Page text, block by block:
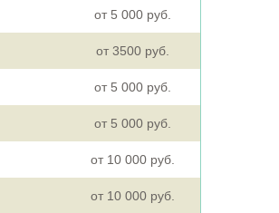
от 5 000 руб.
от 3500 руб.
от 5 000 руб.
от 5 000 руб.
от 10 000 руб.
от 10 000 руб.